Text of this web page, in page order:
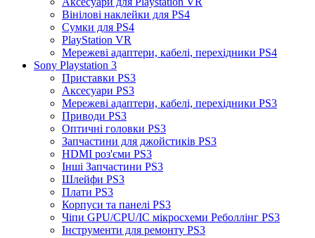
Вінілові наклейки для PS4
Сумки для PS4
PlayStation VR
Мережеві адаптери, кабелі, перехідники PS4
Sony Playstation 3
Приставки PS3
Аксесуари PS3
Мережеві адаптери, кабелі, перехідники PS3
Приводи PS3
Оптичні головки PS3
Запчастини для джойстиків PS3
HDMI роз'єми PS3
Інші Запчастини PS3
Шлейфи PS3
Плати PS3
Корпуси та панелі PS3
Чіпи GPU/CPU/IC мікросхеми Реболлінг PS3
Інструменти для ремонту PS3